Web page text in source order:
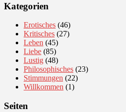
Kategorien
Erotisches (46)
Kritisches (27)
Leben (45)
Liebe (85)
Lustig (48)
Philosophisches (23)
Stimmungen (22)
Willkommen (1)
Seiten